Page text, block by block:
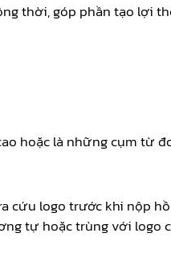
thời, góp phần tạo lợi
hoặc là những cụm từ
cứu logo trước khi nộp
tự hoặc trùng với logo